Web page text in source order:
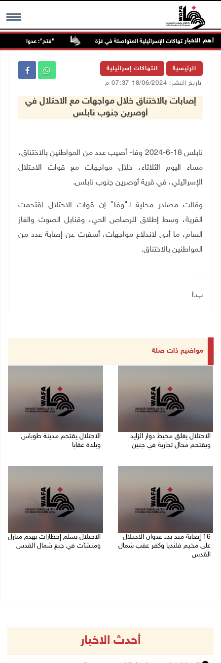
MENU أهم الاخبار "فتح": عدوان الاحتلال
الرئيسية انتهاكات إسرائيلية
تاريخ النشر: 18/06/2024 07:37 م
إصابات بالاختناق خلال مواجهات مع الاحتلال في
أوصرين جنوب نابلس
نابلس 18-6-2024 وفا- أصيب عدد من المواطنين بالاختناق،
مساء اليوم الثلاثاء، خلال مواجهات مع قوات الاحتلال
الإسرائيلي، في قرية أوصرين جنوب نابلس.
وقالت مصادر محلية لـ"وفا" إن قوات الاحتلال اقتحمت
القرية، وسط إطلاق للرصاص الحي، وقنابل الصوت والغاز
السام، ما أدى لاندلاع مواجهات، أسفرت عن إصابة عدد من
المواطنين بالاختناق.
ــــ
ب.ا
مواضيع ذات صلة
الاحتلال يغلق محيط دوار الزايد
ويقتحم محال تجارية في جنين
الاحتلال يقتحم مدينة طوباس
وبلدة عقابا
16 إصابة منذ بدء عدوان الاحتلال
على مخيم قلنديا وكفر عقب شمال
القدس
الاحتلال يسلّم إخطارات بهدم منازل
ومنشآت في جبع شمال القدس
أحدث الاخبار